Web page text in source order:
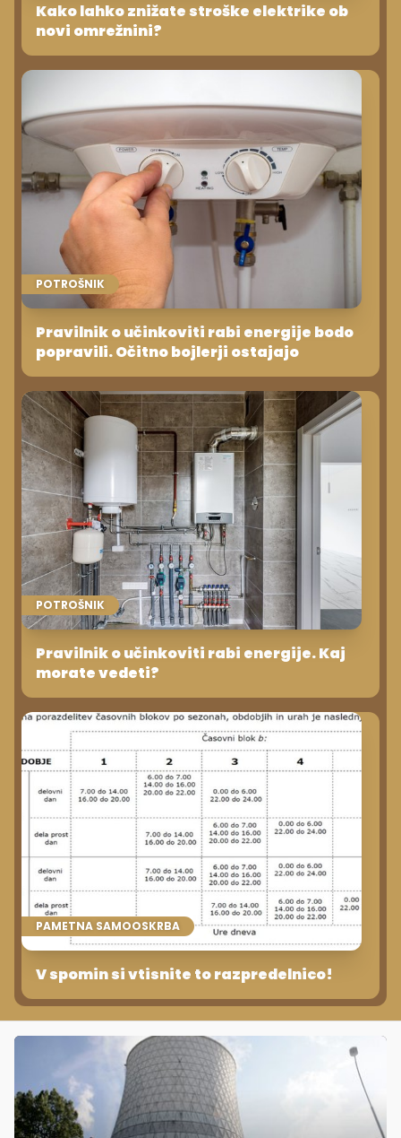
Kako lahko znižate stroške elektrike ob
novi omrežnini?
POTROŠNIK
Pravilnik o učinkoviti rabi energije bodo
popravili. Očitno bojlerji ostajajo
POTROŠNIK
Pravilnik o učinkoviti rabi energije. Kaj
morate vedeti?
PAMETNA SAMOOSKRBA
V spomin si vtisnite to razpredelnico!